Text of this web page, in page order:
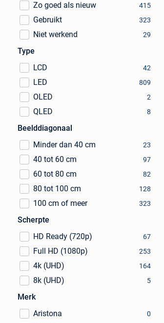
Zo goed als nieuw 415
Gebruikt 323
Niet werkend 29
Type
LCD
42
LED 809
OLED 2
QLED 8
Beelddiagonaal
Minder dan 40 cm
23
40 tot 60 cm 97
60 tot 80 cm 82
80 tot 100 cm 128
100 cm of meer 323
Scherpte
HD Ready (720p)
67
Full HD (1080p) 253
4k (UHD) 164
8k (UHD) 5
Merk
Aristona
0